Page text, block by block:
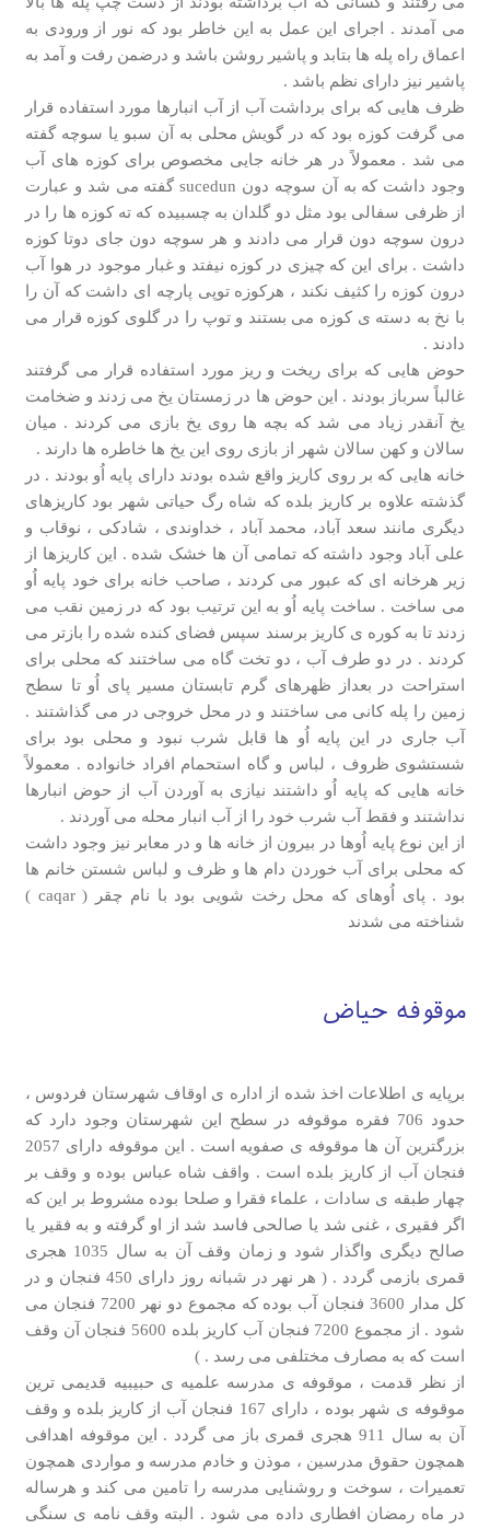
می آمدند . اجرای این عمل به این خاطر بود که نور از ورودی به
اعماق راه پله ها بتابد و پاشیر روشن باشد و درضمن رفت و آمد به
پاشیر نیز دارای نظم باشد .
ظرف هایی که برای برداشت آب از آب انبارها مورد استفاده قرار
می گرفت کوزه بود که در گویش محلی به آن سبو یا سوچه گفته
می شد . معمولاً در هر خانه جایی مخصوص برای کوزه های آب
وجود داشت که به آن سوچه دون sucedun گفته می شد و عبارت
از ظرفی سفالی بود مثل دو گلدان به چسبیده که ته کوزه ها را در
درون سوچه دون قرار می دادند و هر سوچه دون جای دوتا کوزه
داشت . برای این که چیزی در کوزه نیفتد و غبار موجود در هوا آب
درون کوزه را کثیف نکند ، هرکوزه توپی پارچه ای داشت که آن را
با نخ به دسته ی کوزه می بستند و توپ را در گلوی کوزه قرار می
دادند .
حوض هایی که برای ریخت و ریز مورد استفاده قرار می گرفتند
غالباً سرباز بودند . این حوض ها در زمستان یخ می زدند و ضخامت
یخ آنقدر زیاد می شد که بچه ها روی یخ بازی می کردند . میان
سالان و کهن سالان شهر از بازی روی این یخ ها خاطره ها دارند .
خانه هایی که بر روی کاریز واقع شده بودند دارای پایه اُو بودند . در
گذشته علاوه بر کاریز بلده که شاه رگ حیاتی شهر بود کاریزهای
دیگری مانند سعد آباد، محمد آباد ، خداوندی ، شادکی ، نوقاب و
علی آباد وجود داشته که تمامی آن ها خشک شده . این کاریزها از
زیر هرخانه ای که عبور می کردند ، صاحب خانه برای خود پایه اُو
می ساخت . ساخت پایه اُو به این ترتیب بود که در زمین نقب می
زدند تا به کوره ی کاریز برسند سپس فضای کنده شده را بازتر می
کردند . در دو طرف آب ، دو تخت گاه می ساختند که محلی برای
استراحت در بعداز ظهرهای گرم تابستان مسیر پای اُو تا سطح
زمین را پله کانی می ساختند و در محل خروجی در می گذاشتند .
آب جاری در این پایه اُو ها قابل شرب نبود و محلی بود برای
شستشوی ظروف ، لباس و گاه استحمام افراد خانواده . معمولاً
خانه هایی که پایه اُو داشتند نیازی به آوردن آب از حوض انبارها
نداشتند و فقط آب شرب خود را از آب انبار محله می آوردند .
از این نوع پایه اُوها در بیرون از خانه ها و در معابر نیز وجود داشت
که محلی برای آب خوردن دام ها و ظرف و لباس شستن خانم ها
بود . پای اُوهای که محل رخت شویی بود با نام چقر ( caqar )
شناخته می شدند
موقوفه حیاض
برپایه ی اطلاعات اخذ شده از اداره ی اوقاف شهرستان فردوس ،
حدود 706 فقره موقوفه در سطح این شهرستان وجود دارد که
بزرگترین آن ها موقوفه ی صفویه است . این موقوفه دارای 2057
فنجان آب از کاریز بلده است . واقف شاه عباس بوده و وقف بر
چهار طبقه ی سادات ، علماء فقرا و صلحا بوده مشروط بر این که
اگر فقیری ، غنی شد یا صالحی فاسد شد از او گرفته و به فقیر یا
صالح دیگری واگذار شود و زمان وقف آن به سال 1035 هجری
قمری بازمی گردد . ( هر نهر در شبانه روز دارای 450 فنجان و در
کل مدار 3600 فنجان آب بوده که مجموع دو نهر 7200 فنجان می
شود . از مجموع 7200 فنجان آب کاریز بلده 5600 فنجان آن وقف
است که به مصارف مختلفی می رسد . )
از نظر قدمت ، موقوفه ی مدرسه علمیه ی حبیبیه قدیمی ترین
موقوفه ی شهر بوده ، دارای 167 فنجان آب از کاریز بلده و وقف
آن به سال 911 هجری قمری باز می گردد . این موقوفه اهدافی
همچون حقوق مدرسین ، موذن و خادم مدرسه و مواردی همچون
تعمیرات ، سوخت و روشنایی مدرسه را تامین می کند و هرساله
در ماه رمضان افطاری داده می شود . البته وقف نامه ی سنگی